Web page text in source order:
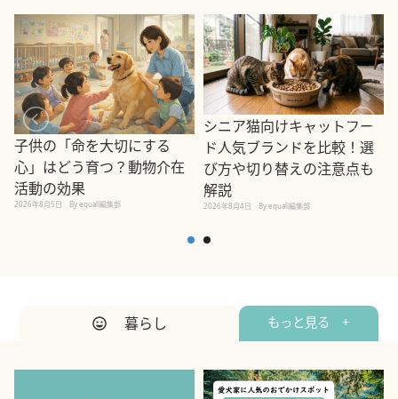
子供の「命を大切にする
心」はどう育つ？動物介在
活動の効果
2026年8月5日 By equall編集部
シニア猫向けキャットフー
ド人気ブランドを比較！選
び方や切り替えの注意点も
解説
2026年8月4日 By equall編集部
暮らし もっと見る +